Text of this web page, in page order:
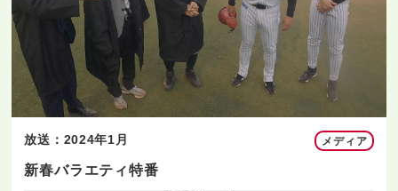
放送：2024年1月 メディア
新春バラエティ特番